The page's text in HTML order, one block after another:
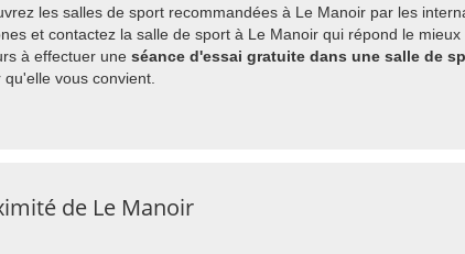
les salles de sport recommandées à Le Manoir par les
et contactez la salle de sport à Le Manoir qui répond le
à effectuer une séance d'essai gratuite dans une salle de
vous convient.
de Le Manoir